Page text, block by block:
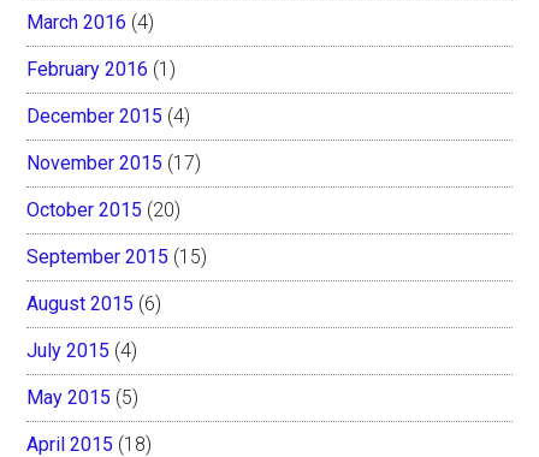
March 2016 (4)
February 2016 (1)
December 2015 (4)
November 2015 (17)
October 2015 (20)
September 2015 (15)
August 2015 (6)
July 2015 (4)
May 2015 (5)
April 2015 (18)